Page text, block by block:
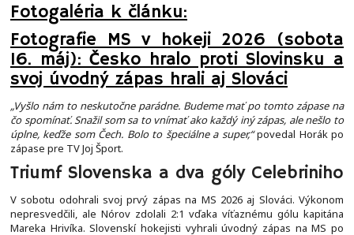
Fotogaléria k článku:
Fotografie MS v hokeji 2026 (sobota
16. máj): Česko hralo proti Slovinsku a
svoj úvodný zápas hrali aj Slováci
„Vyšlo nám to neskutočne parádne. Budeme mať po tomto zápase na
čo spomínať. Snažil som sa to vnímať ako každý iný zápas, ale nešlo to
úplne, keďže som Čech. Bolo to špeciálne a super,“povedal Horák po
zápase pre TV Joj Šport.
Triumf Slovenska a dva góly Celebriniho
V sobotu odohrali svoj prvý zápas na MS 2026 aj Slováci. Výkonom
nepresvedčili, ale Nórov zdolali 2:1 vďaka víťaznému gólu kapitána
Mareka Hrivíka. Slovenskí hokejisti vyhrali úvodný zápas na MS po